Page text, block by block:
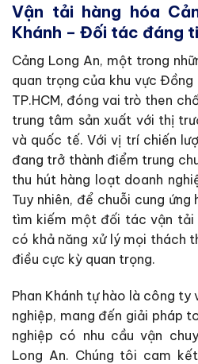
Vận tải hàng hóa
Khánh – Đối tác đáng
Cảng Long An, một trong
quan trọng của khu vực Đồng
TP.HCM, đóng vai trò then
trung tâm sản xuất với thị
và quốc tế. Với vị trí chiến
đang trở thành điểm trung
thu hút hàng loạt doanh
Tuy nhiên, để chuỗi cung
tìm kiếm một đối tác vận tải
có khả năng xử lý mọi thách
điều cực kỳ quan trọng.
Phan Khánh tự hào là công ty
nghiệp, mang đến giải pháp
nghiệp có nhu cầu vận
Long An. Chúng tôi cam